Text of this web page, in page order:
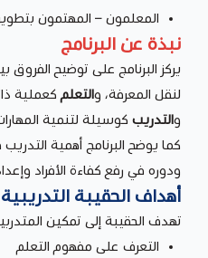
المعلمون – المهتمون بتطوير
نبذة عن البرنامج
يركز البرنامج على توضيح الفروق
لنقل المعرفة، والتعلم كعملية
والتدريب كوسيلة لتنمية
كما يوضح البرنامج أهمية
ودوره في رفع كفاءة الأفراد
أهداف الحقيبة التدريبية
تهدف الحقيبة إلى تمكين
التعرف على مفهوم التعلم